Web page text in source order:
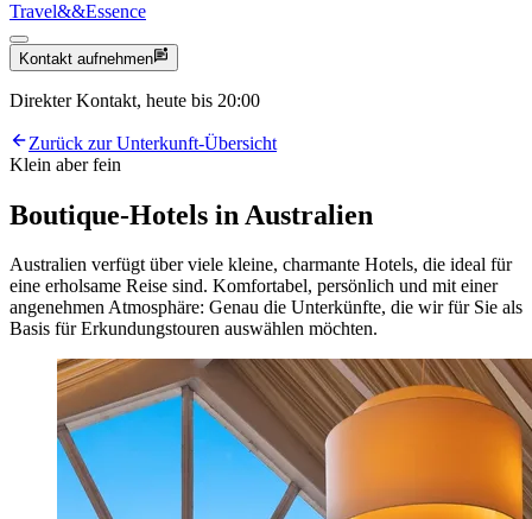
Travel&&Essence
Kontakt aufnehmen
Direkter Kontakt, heute bis 20:00
Zurück zur Unterkunft-Übersicht
Klein aber fein
Boutique-Hotels in Australien
Australien verfügt über viele kleine, charmante Hotels, die ideal für
eine erholsame Reise sind. Komfortabel, persönlich und mit einer
angenehmen Atmosphäre: Genau die Unterkünfte, die wir für Sie als
Basis für Erkundungstouren auswählen möchten.